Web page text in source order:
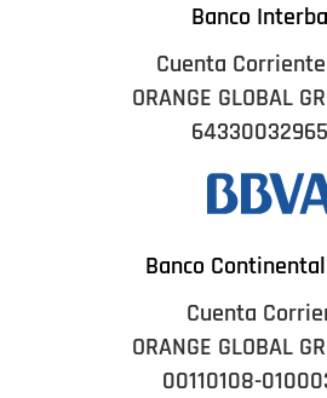
Banco
Cuenta
ORANGE GLOBAL
Banco
Cuenta
ORANGE GLOBAL
00110108-